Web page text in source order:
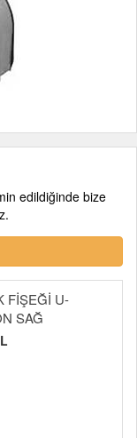
edildiğinde bize
FİŞEĞİ U-
SAĞ